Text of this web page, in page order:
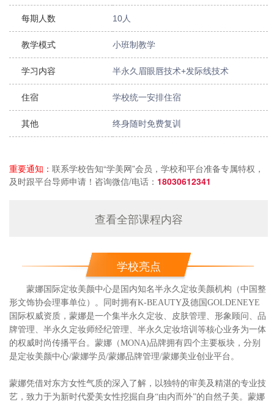
每期人数 10人
教学模式 小班制教学
学习内容 半永久眉眼唇技术+发际线技术
住宿 学校统一安排住宿
其他 终身随时免费复训
重要通知： 联系学校告知“学美网”会员，学校和平台准备专属特权，
及时跟平台导师申请！咨询微信/电话： 18030612341
查看全部课程内容
学校亮点
蒙娜国际定妆美颜中心是国内知名半永久定妆美颜机构（中国整
形文饰协会理事单位）。同时拥有K-BEAUTY及德国GOLDENEYE
国际权威资质，蒙娜是一个集半永久定妆、皮肤管理、形象顾问、品
牌管理、半永久定妆师经纪管理、半永久定妆培训等核心业务为一体
的权威时尚传播平台。蒙娜（MONA)品牌拥有四个主要板块，分别
是定妆美颜中心/蒙娜学员/蒙娜品牌管理/蒙娜美业创业平台。
蒙娜凭借对东方女性气质的深入了解，以独特的审美及精湛的专业技
艺，致力于为新时代爱美女性挖掘自身“由内而外”的自然子美。蒙娜